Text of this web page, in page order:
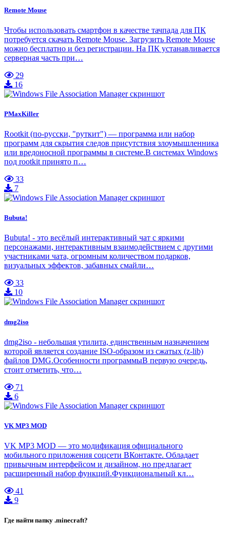
Remote Mouse
Чтобы использовать смартфон в качестве тачпада для ПК
потребуется скачать Remote Mouse. Загрузить Remote Mouse
можно бесплатно и без регистрации. На ПК устанавливается
серверная часть при…
29
16
PMaxKiller
Rootkit (по-русски, "руткит") — программа или набор
программ для скрытия следов присутствия злоумышленника
или вредоносной программы в системе.В системах Windows
под rootkit принято п…
33
7
Bubuta!
Bubuta! - это весёлый интерактивный чат с яркими
персонажами, интерактивным взаимодействием с другими
участниками чата, огромным количеством подарков,
визуальных эффектов, забавных смайли…
33
10
dmg2iso
dmg2iso - небольшая утилита, единственным назначением
которой является создание ISO-образом из сжатых (z-lib)
файлов DMG.Особенности программыВ первую очередь,
стоит отметить, что…
71
6
VK MP3 MOD
VK MP3 MOD — это модификация официального
мобильного приложения соцсети ВКонтакте. Обладает
привычным интерфейсом и дизайном, но предлагает
расширенный набор функций.Функциональный кл…
41
9
Где найти папку .minecraft?